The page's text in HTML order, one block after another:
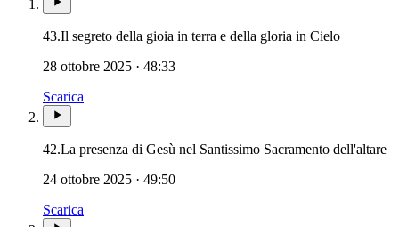
43.Il segreto della gioia in terra e della gloria in Cielo
28 ottobre 2025 · 48:33
Scarica
42.La presenza di Gesù nel Santissimo Sacramento dell'altare
24 ottobre 2025 · 49:50
Scarica